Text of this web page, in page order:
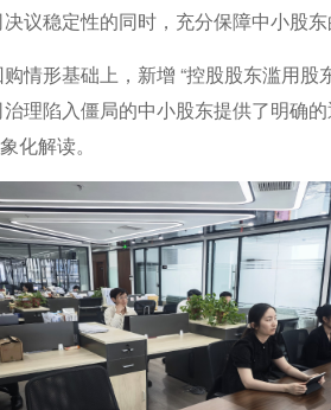
议稳定性的同时，充分保障中小股东
情形基础上，新增 “控股股东滥用
理陷入僵局的中小股东提供了明确
化解读。